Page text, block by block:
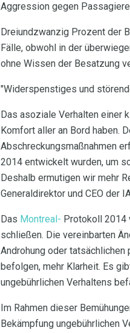
Aggression gegen
Dreiundzwanzig Prozent der
Fälle, obwohl in der
ohne Wissen der Besatzung
"Widerspenstiges und
Das asoziale Verhalten einer
Komfort aller an Bord haben.
Abschreckungsmaßnahmen
2014 entwickelt wurden, um
Deshalb ermutigen wir mehr
Generaldirektor und CEO der
Das Montreal- Protokoll 2014
schließen. Die vereinbarten
Androhung oder
befolgen, mehr Klarheit. Es
ungebührlichen Verhaltens
Im Rahmen dieser
Bekämpfung ungebührlichen